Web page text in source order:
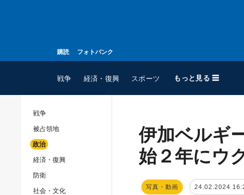
購読 フォトバンク
戦争 経済・復興 スポーツ もっと見る ☰
ウク
ウク
て
戦争
被占領地
政治
経済・復興
防衛
社会・文化
伊加ベルギ
始２年にウ
写真・動画 24.02.2024